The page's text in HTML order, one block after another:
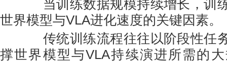
当训练数据规模持续增长，训
世界模型与VLA进化速度的关键因素。
传统训练流程往往以阶段性任
撑世界模型与VLA持续演进所需的